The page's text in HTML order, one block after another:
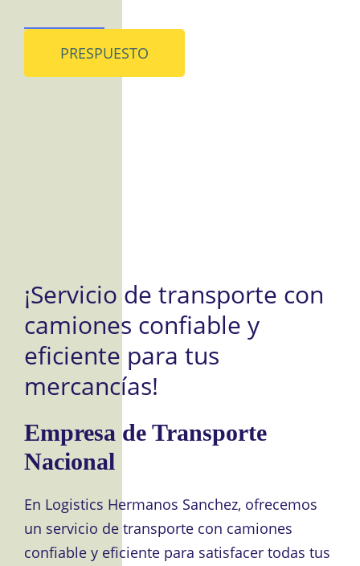
PRESPUESTO
¡Servicio de transporte con
camiones confiable y
eficiente para tus
mercancías!
Empresa de Transporte
Nacional
En Logistics Hermanos Sanchez, ofrecemos
un servicio de transporte con camiones
confiable y eficiente para satisfacer todas tus